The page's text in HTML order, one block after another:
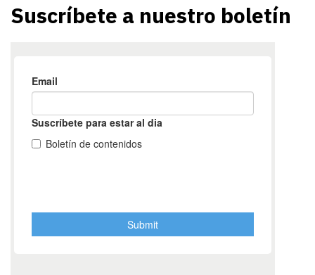
Suscríbete a nuestro boletín